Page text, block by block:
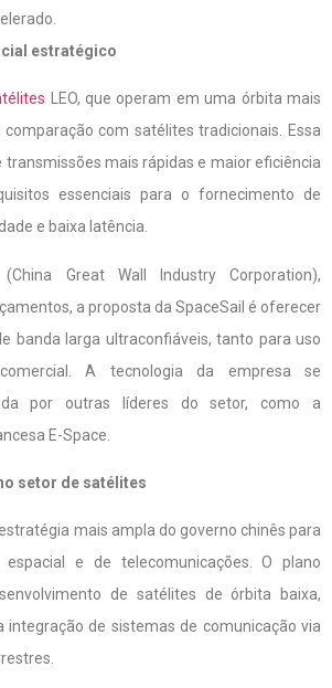
estratégico
LEO, que operam em uma órbita mais
com satélites tradicionais. Essa
mais rápidas e maior eficiência
essenciais para o fornecimento de
e baixa latência.
Great Wall Industry Corporation),
a proposta da SpaceSail é oferecer
banda larga ultraconfiáveis, tanto para uso
A tecnologia da empresa se
por outras líderes do setor, como a
E-Space.
setor de satélites
mais ampla do governo chinês para
e de telecomunicações. O plano
de satélites de órbita baixa,
integração de sistemas de comunicação via